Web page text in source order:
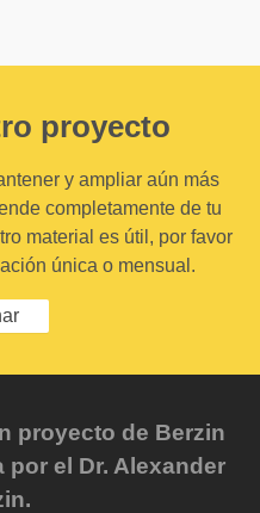
proyecto
y ampliar aún más
completamente de tu
material es útil, por favor
única o mensual.
proyecto de Berzin
por el Dr. Alexander